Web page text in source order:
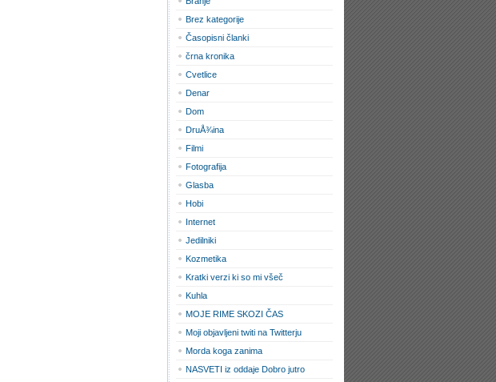
Brez kategorije
Časopisni članki
črna kronika
Cvetlice
Denar
Dom
DruÅ¾ina
Filmi
Fotografija
Glasba
Hobi
Internet
Jedilniki
Kozmetika
Kratki verzi ki so mi všeč
Kuhla
MOJE RIME SKOZI ČAS
Moji objavljeni twiti na Twitterju
Morda koga zanima
NASVETI iz oddaje Dobro jutro